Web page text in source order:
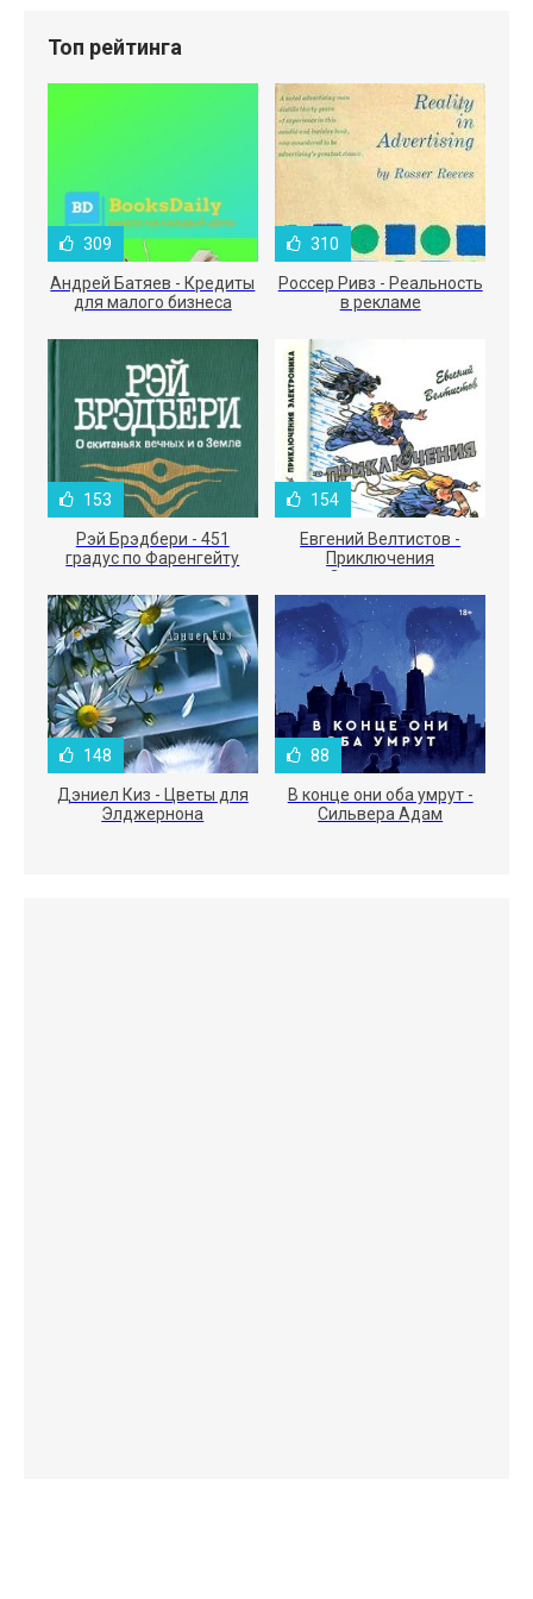
Топ рейтинга
309
Андрей Батяев - Кредиты
для малого бизнеса
310
Россер Ривз - Реальность
в рекламе
153
Рэй Брэдбери - 451
градус по Фаренгейту
154
Евгений Велтистов -
Приключения
Электроника
148
Дэниел Киз - Цветы для
Элджернона
88
В конце они оба умрут -
Сильвера Адам